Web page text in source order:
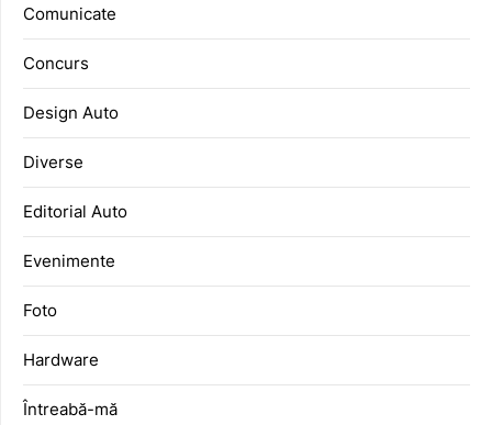
Comunicate
Concurs
Design Auto
Diverse
Editorial Auto
Evenimente
Foto
Hardware
Întreabă-mă